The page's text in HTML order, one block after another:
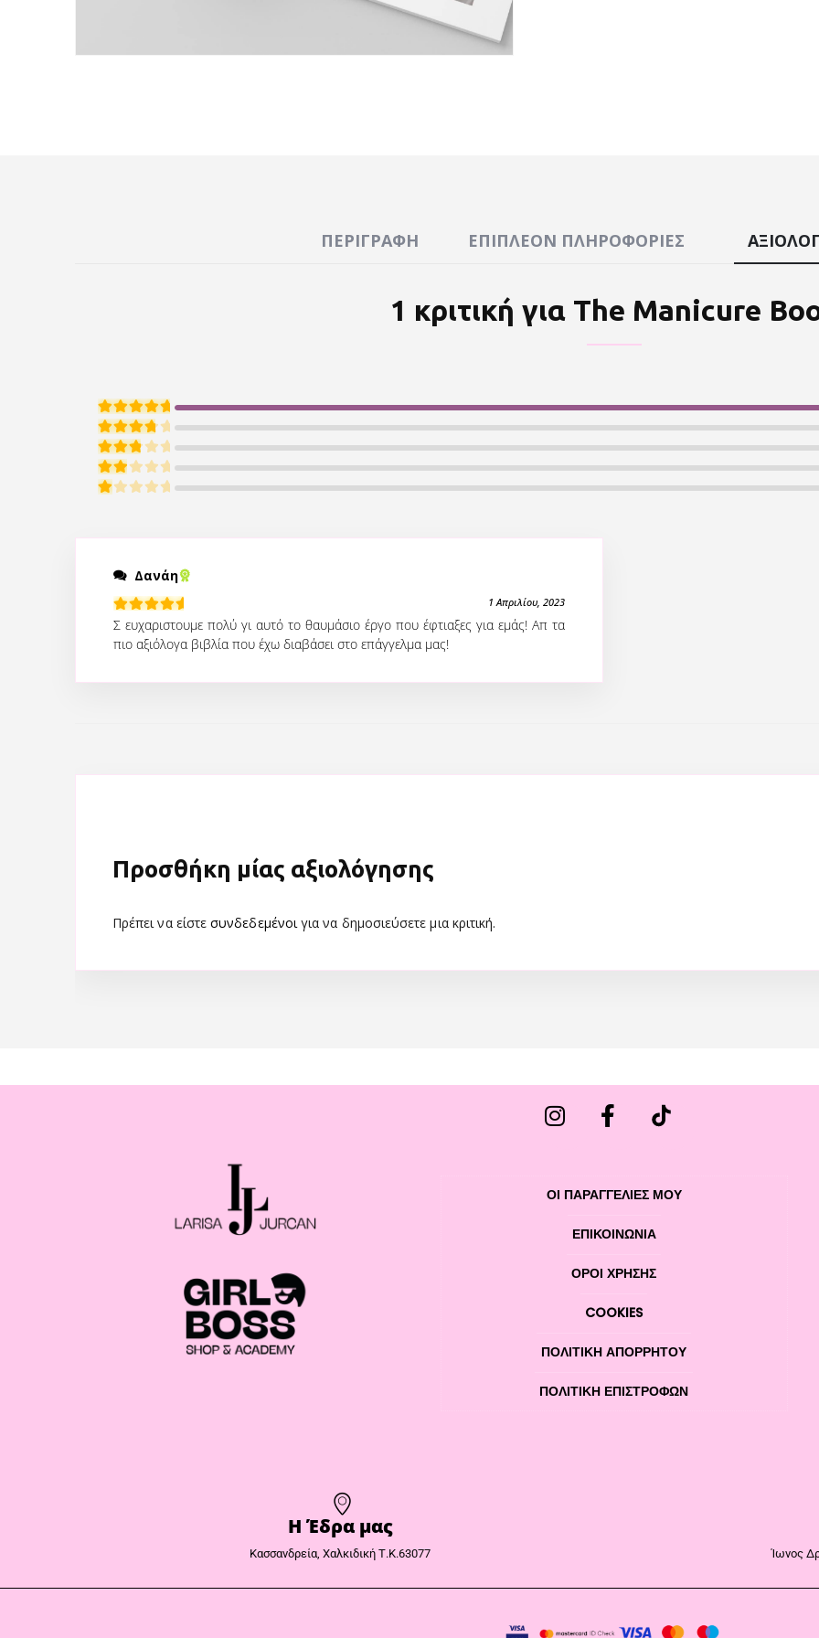
ΠΕΡΙΓΡΑΦΉ ΕΠΙΠΛΈΟΝ ΠΛΗΡΟΦΟΡΊΕΣ
1 κριτική για The Manicure
Βαθμολογήθηκε με5από 5
Βαθμολογήθηκε με4από 5
Βαθμολογήθηκε με3από 5
Βαθμολογήθηκε με2από 5
Δανάη
Βαθμολογήθηκε με 5από 5
1 Απριλίου, 2023
Σ ευχαριστουμε πολύ γι αυτό το θαυμάσιο έργο που έφτιαξες για εμάς! Απ τα
πιο αξιόλογα βιβλία που έχω διαβάσει στο επάγγελμα μας!
Προσθήκη μίας αξιολόγησης
Πρέπει να είστεσυνδεδεμένοιγια να δημοσιεύσετε μια κριτική.
ΟΙ ΠΑΡΑΓΓΕΛΙΕΣ ΜΟΥ
ΕΠΙΚΟΙΝΩΝΊΑ
ΌΡΟΙ ΧΡΉΣΗΣ
COOKIES
ΠΟΛΙΤΙΚΉ ΑΠΟΡΡΉΤΟΥ
ΠΟΛΙΤΙΚΉ ΕΠΙΣΤΡΟΦΏΝ
Η Έδρα μας​
Κασσανδρεία, Χαλκιδική Τ.Κ.63077 Ίωνος